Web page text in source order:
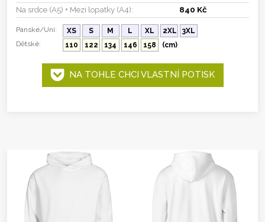
Na srdce (A5) + Mezi lopatky (A4):
840 Kč
Pánské/Uni: XS S M L XL 2XL
3XL
Dětské:
110 122 134 146 158 (cm)
NA TOHLE CHCI VLASTNÍ POTISK